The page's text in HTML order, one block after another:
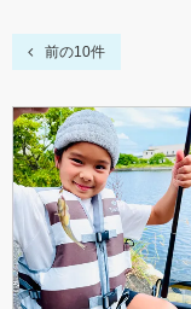
前の10件